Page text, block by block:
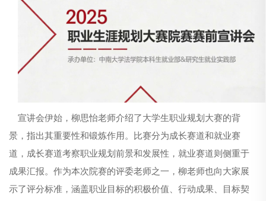
宣讲会伊始 ，柳思怡老师介绍了大学生职业规划大赛的背
景， 指出其重要性和锻炼作用 。
比赛分为成长赛道和就业赛
道 ， 成长赛道考察职业规划前景和发展性，就业赛道则侧重于
成果汇报。作为本次院赛的评委老师之一，柳老师也向大家展
示了评分标准，涵盖职业目标的积极价值、行动成果、目标契